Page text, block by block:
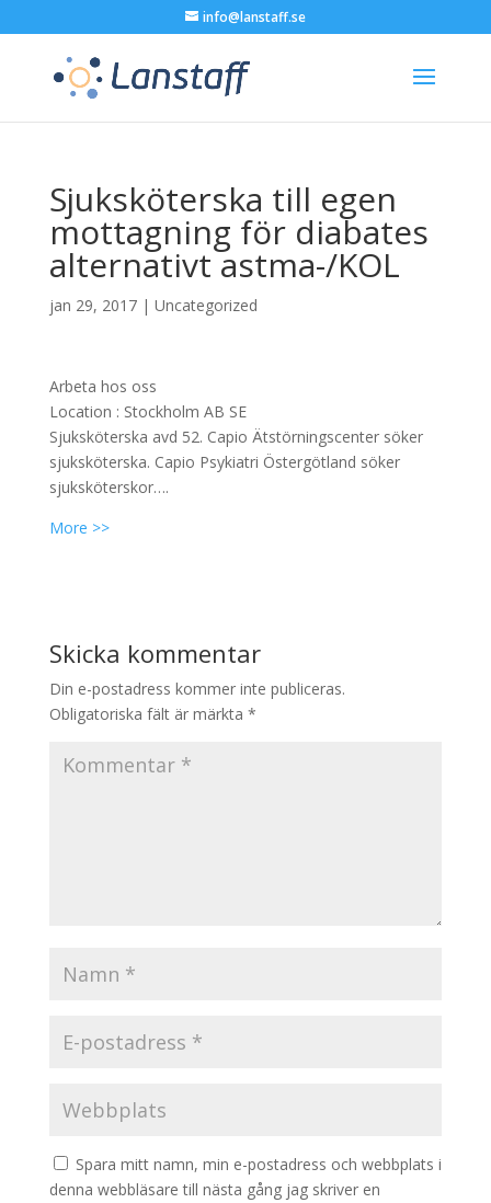
info@lanstaff.se
Sjuksköterska till egen
mottagning för diabates
alternativt astma-/KOL
jan 29, 2017| Uncategorized
Arbeta hos oss
Location : Stockholm AB SE
Sjuksköterska avd 52. Capio Ätstörningscenter söker
sjuksköterska. Capio Psykiatri Östergötland söker
sjuksköterskor….
More >>
Skicka kommentar
Din e-postadress kommer inte publiceras.
Obligatoriska fält är märkta *
Spara mitt namn, min e-postadress och webbplats i
denna webbläsare till nästa gång jag skriver en